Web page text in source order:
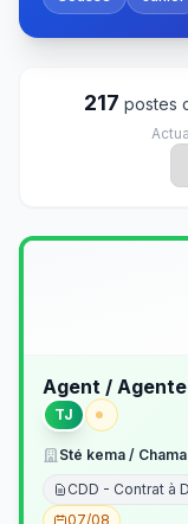
217 postes
Agent /
TJ
Sté kema /
CDD - Contrat à
07/08